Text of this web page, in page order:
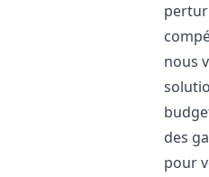
nous
des
pour